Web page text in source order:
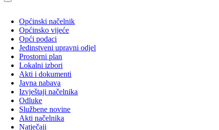
Općinski načelnik
Općinsko vijeće
Opći podaci
Jedinstveni upravni odjel
Prostorni plan
Lokalni izbori
Akti i dokumenti
Javna nabava
Izvještaji načelnika
Odluke
Službene novine
Akti načelnika
Natječaji